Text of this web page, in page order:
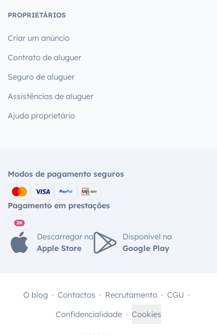
PROPRIETÁRIOS
Criar um anúncio
Contrato de aluguer
Seguro de aluguer
Assistências de aluguer
Ajuda proprietário
Modos de pagamento seguros
Pagamento em prestações
Descarregar na
Apple Store
Disponível na
Google Play
O blog Contactos Recrutamento
CGU
Confidencialidade
Cookies